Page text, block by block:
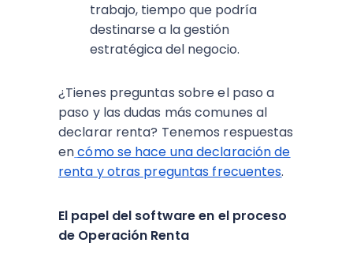
trabajo, tiempo que podría
destinarse a la gestión
estratégica del negocio.
¿Tienes preguntas sobre el paso a
paso y las dudas más comunes al
declarar renta? Tenemos respuestas
encómo se hace una declaración de
renta y otras preguntas frecuentes.
El papel del software en el proceso
de Operación Renta